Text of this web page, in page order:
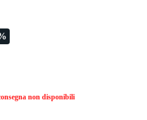
non disponibili